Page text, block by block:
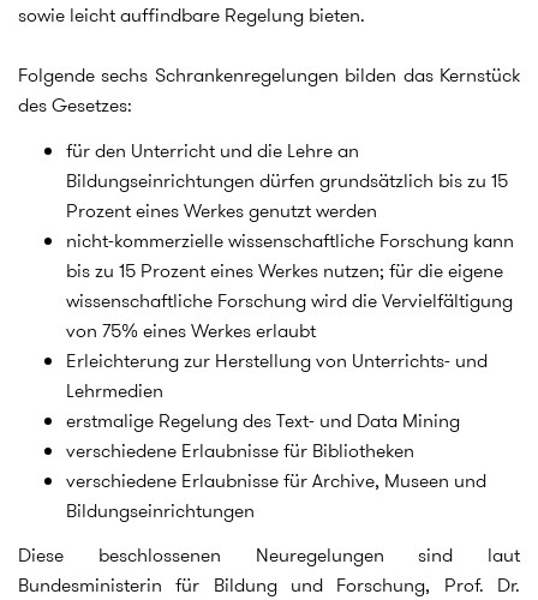
sowie leicht auffindbare Regelung bieten.
Folgende sechs Schrankenregelungen bilden das Kernstück
des Gesetzes:
für den Unterricht und die Lehre an
Bildungseinrichtungen dürfen grundsätzlich bis zu 15
Prozent eines Werkes genutzt werden
nicht-kommerzielle wissenschaftliche Forschung kann
bis zu 15 Prozent eines Werkes nutzen; für die eigene
wissenschaftliche Forschung wird die Vervielfältigung
von 75% eines Werkes erlaubt
Erleichterung zur Herstellung von Unterrichts- und
Lehrmedien
erstmalige Regelung des Text- und Data Mining
verschiedene Erlaubnisse für Bibliotheken
verschiedene Erlaubnisse für Archive, Museen und
Bildungseinrichtungen
Diese beschlossenen Neuregelungen sind laut
Bundesministerin für Bildung und Forschung, Prof. Dr.